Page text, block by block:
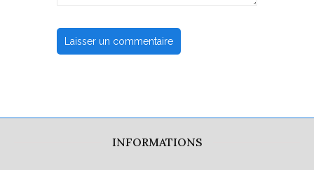
INFORMATIONS